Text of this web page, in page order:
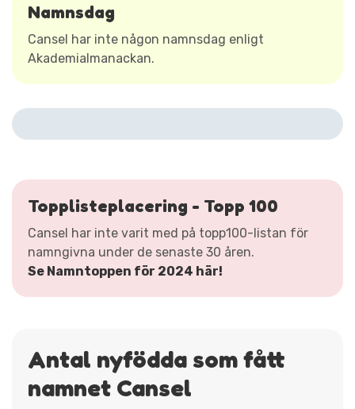
Namnsdag
Cansel har inte någon namnsdag enligt
Akademialmanackan.
Topplisteplacering - Topp 100
Cansel har inte varit med på topp100-listan för
namngivna under de senaste 30 åren.
Se Namntoppen för 2024 här!
Antal nyfödda som fått
namnet Cansel